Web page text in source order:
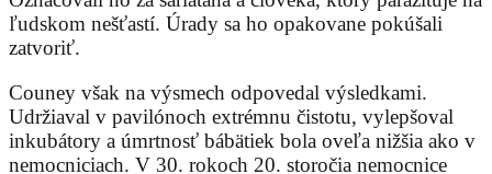
ľudskom nešťastí. Úrady sa ho opakovane pokúšali
zatvoriť.
Couney však na výsmech odpovedal výsledkami.
Udržiaval v pavilónoch extrémnu čistotu, vylepšoval
inkubátory a úmrtnosť bábätiek bola oveľa nižšia ako v
nemocniciach. V 30. rokoch 20. storočia nemocnice